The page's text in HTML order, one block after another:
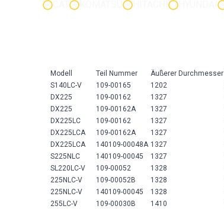
Modell Teil Nummer Äußerer Durchmesser
S140LC-V
109-00165 1202
DX225
109-00162 1327
DX225
109-00162A 1327
DX225LC
109-00162 1327
DX225LCA
109-00162A 1327
DX225LCA
140109-00048A 1327
S225NLC
140109-00045 1327
SL220LC-V
109-00052 1328
225NLC-V
109-00052B 1328
225NLC-V
140109-00045 1328
255LC-V
109-00030B 1410